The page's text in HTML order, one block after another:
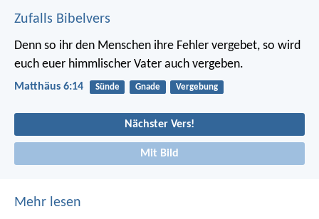
Zufalls Bibelvers
Denn so ihr den Menschen ihre Fehler vergebet, so wird
euch euer himmlischer Vater auch vergeben.
Matthäus 6:14 Sünde Gnade Vergebung
Nächster Vers!
Mit Bild
Mehr lesen